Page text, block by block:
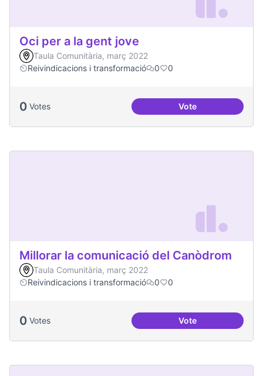
Oci per a la gent jove
Taula Comunitària, març 2022
Reivindicacions i transformació
0 0
0 Votes VoteOci per a la gent
Millorar la comunicació del Canòdrom
Taula Comunitària, març 2022
Reivindicacions i transformació
0 0
0 Votes VoteMillorar la